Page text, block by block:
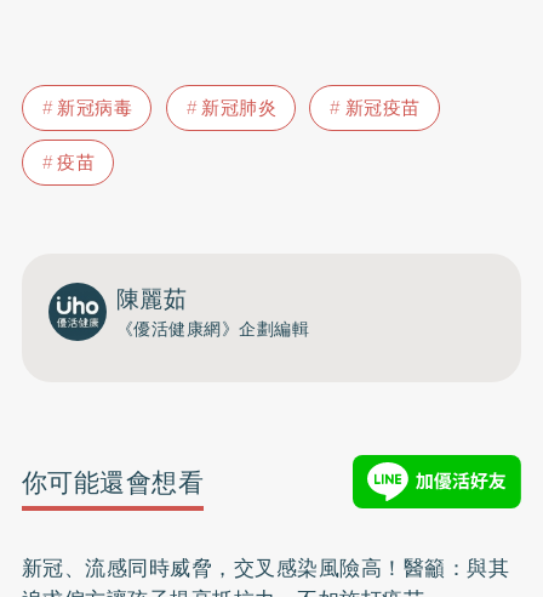
新冠病毒 新冠肺炎
新冠疫苗
疫苗
陳麗茹
《優活健康網》企劃編輯
你可能還會想看
新冠、流感同時威脅，交叉感染風險高！醫籲：與其